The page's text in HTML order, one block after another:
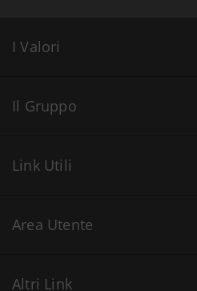
I Valori
Il Gruppo
Link Utili
Area Utente
Altri Link